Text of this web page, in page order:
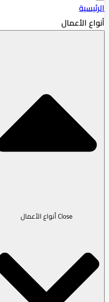
الرئيسية
أنواع الأعمال
Close أنواع الأعمال